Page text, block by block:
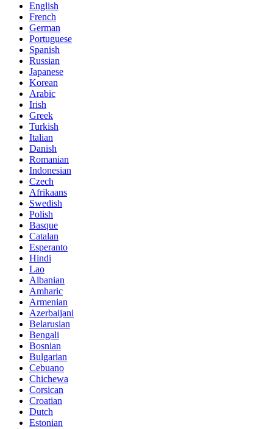
English
French
German
Portuguese
Spanish
Russian
Japanese
Korean
Arabic
Irish
Greek
Turkish
Italian
Danish
Romanian
Indonesian
Czech
Afrikaans
Swedish
Polish
Basque
Catalan
Esperanto
Hindi
Lao
Albanian
Amharic
Armenian
Azerbaijani
Belarusian
Bengali
Bosnian
Bulgarian
Cebuano
Chichewa
Corsican
Croatian
Dutch
Estonian